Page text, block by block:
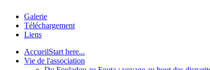
Galerie
Téléchargement
Liens
AccueilStart here...
Vie de l'association